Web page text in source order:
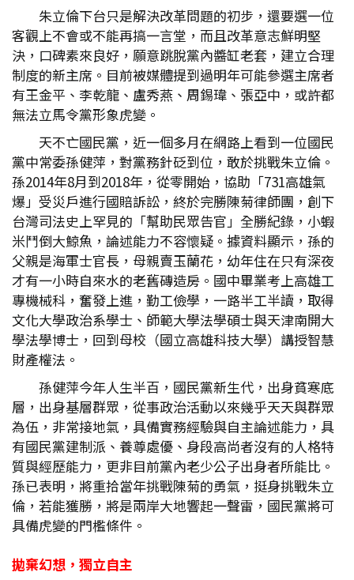
朱立倫下台只是解決改革問題的初步，還要選一位
客觀上不會或不能再搞一言堂，而且改革意志鮮明堅
決，口碑素來良好，願意跳脫黨內醬缸老套，建立合理
制度的新主席。目前被媒體提到過明年可能參選主席者
有王金平、李乾龍、盧秀燕、周錫瑋、張亞中，或許都
無法立馬令黨形象虎變。
天不亡國民黨，近一個多月在網路上看到一位國民
黨中常委孫健萍，對黨務針砭到位，敢於挑戰朱立倫。
孫2014年8月到2018年，從零開始，協助「731高雄氣
爆」受災戶進行國賠訴訟，終於完勝陳菊律師團，創下
台灣司法史上罕見的「幫助民眾告官」全勝紀錄，小蝦
米鬥倒大鯨魚，論述能力不容懷疑。據資料顯示，孫的
父親是海軍士官長，母親賣玉蘭花，幼年住在只有深夜
才有一小時自來水的老舊磚造房。國中畢業考上高雄工
專機械科，奮發上進，勤工儉學，一路半工半讀，取得
文化大學政治系學士、師範大學法學碩士與天津南開大
學法學博士，回到母校（國立高雄科技大學）講授智慧
財產權法。
孫健萍今年人生半百，國民黨新生代，出身貧寒底
層，出身基層群眾，從事政治活動以來幾乎天天與群眾
為伍，非常接地氣，具備實務經驗與自主論述能力，具
有國民黨建制派、養尊處優、身段高尚者沒有的人格特
質與經歷能力，更非目前黨內老少公子出身者所能比。
孫已表明，將重拾當年挑戰陳菊的勇氣，挺身挑戰朱立
倫，若能獲勝，將是兩岸大地響起一聲雷，國民黨將可
具備虎變的門檻條件。
拋棄幻想，獨立自主